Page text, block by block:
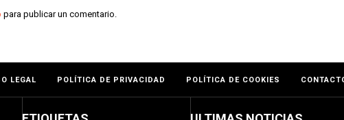
para publicar un comentario.
LEGAL POLÍTICA DE PRIVACIDAD POLÍTICA DE COOKIES